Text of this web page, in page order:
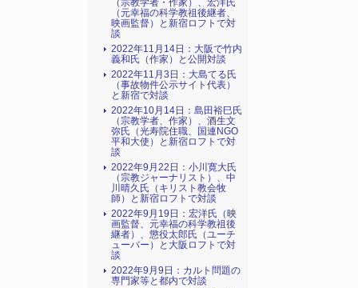
（宗教学者・作家）、宏洋氏
（元幸福の科学教祖後継者、
映画監督）と新宿ロフトで対
談
2022年11月14日：大阪で竹内
義和氏（作家）と公開対談
2022年11月3日：大島てる氏
（事故物件公示サイト代表）
と新宿で対談
2022年10月14日：島田裕巳氏
（宗教学者、作家）、酒生文
弥氏（光寿院住職、国連NGO
平和大使）と新宿ロフトで対
談
2022年9月22日：小川寛大氏
（宗教ジャーナリスト）、中
川晴久氏（キリスト教会牧
師）と新宿ロフトで対談
2022年9月19日：宏洋氏（映
画監督、元幸福の科学教祖後
継者）、懲役太郎氏（ユーチ
ューバー）と大阪ロフトで対
談
2022年9月9日：カルト問題の
専門家等と都内で対談